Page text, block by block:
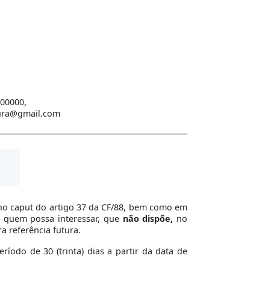
caput do artigo 37 da CF/88, bem como em
possa interessar, que nãodispõe, no
referência futura.
de 30 (trinta) dias a partir da data de